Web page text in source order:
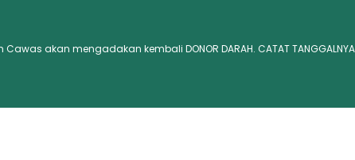
akan mengadakan kembali DONOR DARAH. CATAT